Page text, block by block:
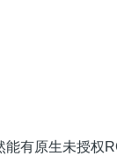
能有原生未授权